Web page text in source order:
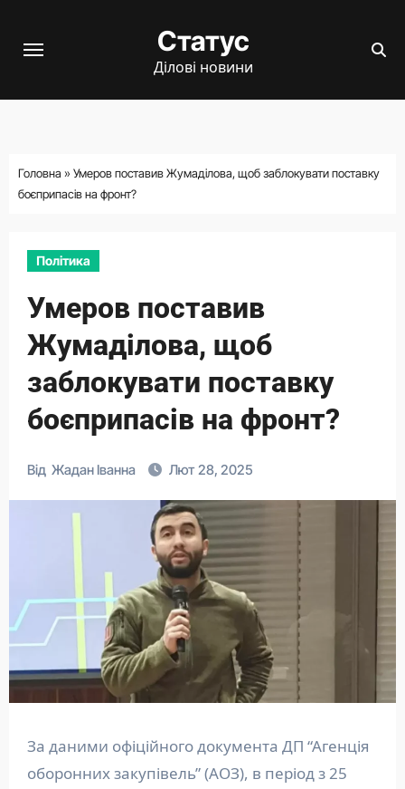
Статус
Ділові новини
Головна » Умеров поставив Жумаділова, щоб заблокувати поставку
боєприпасів на фронт?
Політика
Умеров поставив
Жумаділова, щоб
заблокувати поставку
боєприпасів на фронт?
Від Жадан Іванна Лют 28, 2025
За даними офіційного документа ДП “Агенція
оборонних закупівель” (АОЗ), в період з 25